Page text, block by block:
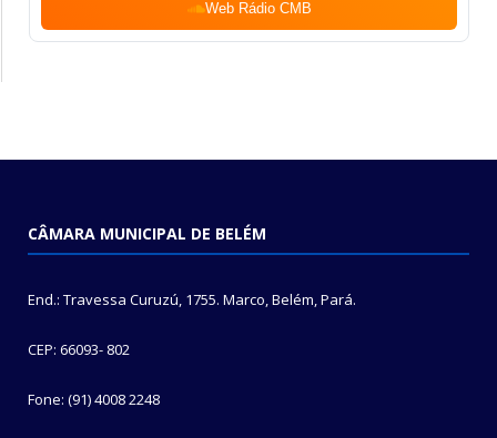
Web Rádio CMB
CÂMARA MUNICIPAL DE BELÉM
End.: Travessa Curuzú, 1755. Marco, Belém, Pará.
CEP: 66093- 802
Fone: (91) 4008 2248